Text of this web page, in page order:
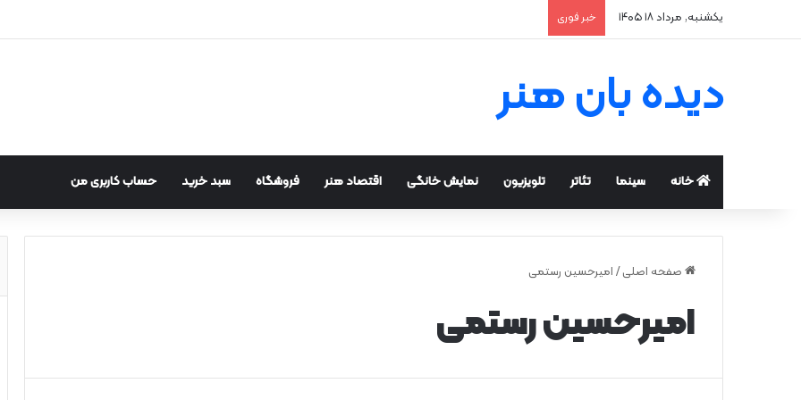
یکشنبه, مرداد ۱۸ ۱۴۰۵ خبر فوری
دیده بان هنر
خانه سینما تئاتر تلویزیون نمایش خانگی اقتصاد هنر فروشگاه سبد خرید حساب کاربری من
صفحه اصلی / امیرحسین رستمی
امیرحسین رستمی